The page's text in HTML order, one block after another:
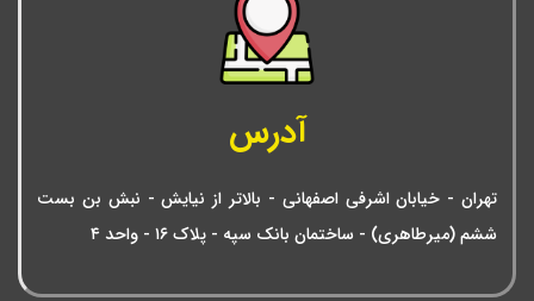
آدرس
تهران - خیابان اشرفی اصفهانی - بالاتر از نیایش - نبش بن بست
ششم (میرطاهری) - ساختمان بانک سپه - پلاک ۱۶ - واحد ۴